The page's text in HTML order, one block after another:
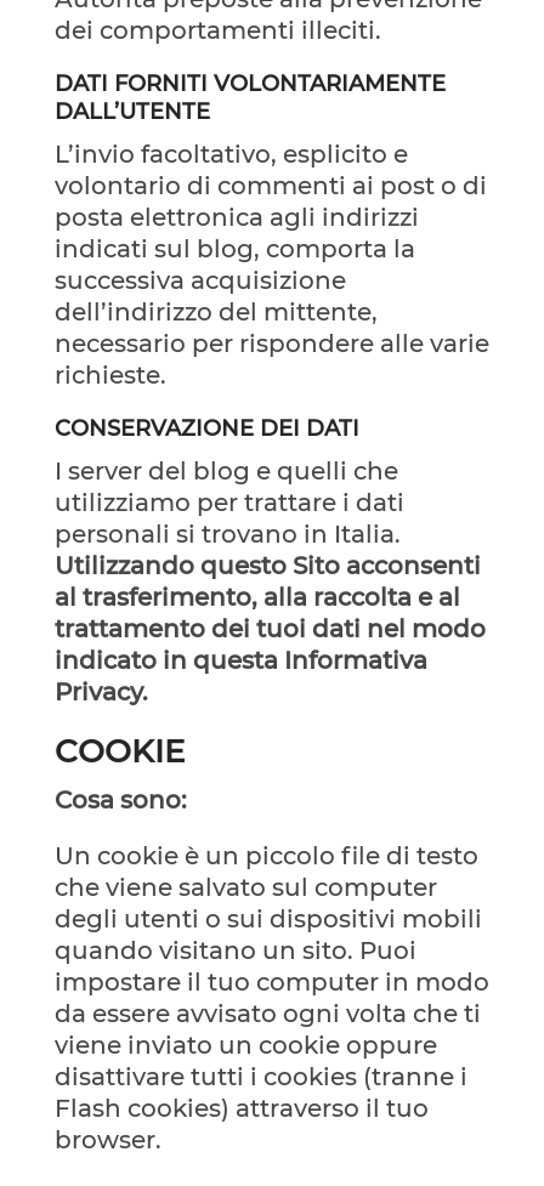
dei comportamenti illeciti.
DATI FORNITI VOLONTARIAMENTE
DALL’UTENTE
L’invio facoltativo, esplicito e
volontario di commenti ai post o di
posta elettronica agli indirizzi
indicati sul blog, comporta la
successiva acquisizione
dell’indirizzo del mittente,
necessario per rispondere alle varie
richieste.
CONSERVAZIONE DEI DATI
I server del blog e quelli che
utilizziamo per trattare i dati
personali si trovano in Italia.
Utilizzando questo Sito acconsenti
al trasferimento, alla raccolta e al
trattamento dei tuoi dati nel modo
indicato in questa Informativa
Privacy.
COOKIE
Cosa sono:
Un cookie è un piccolo file di testo
che viene salvato sul computer
degli utenti o sui dispositivi mobili
quando visitano un sito. Puoi
impostare il tuo computer in modo
da essere avvisato ogni volta che ti
viene inviato un cookie oppure
disattivare tutti i cookies (tranne i
Flash cookies) attraverso il tuo
browser.